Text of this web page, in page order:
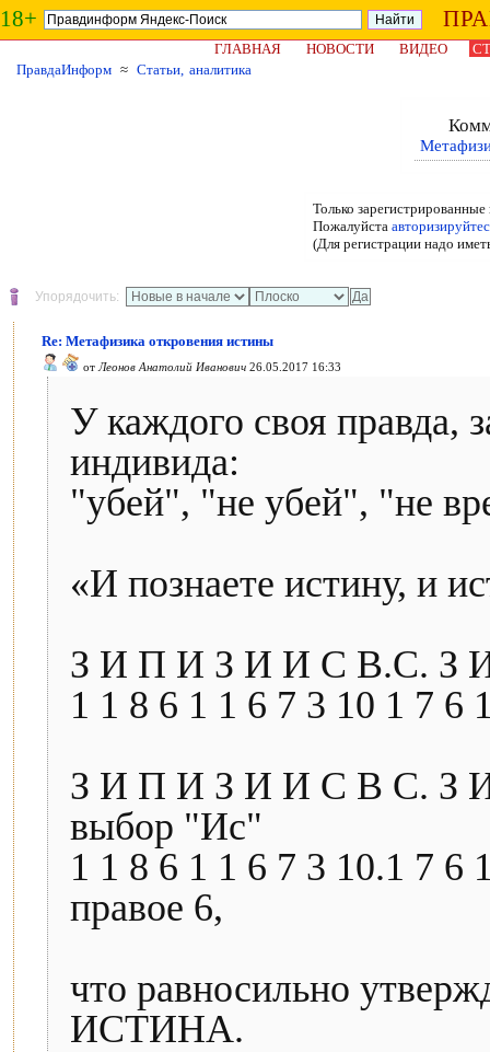
18+
ГЛАВНАЯ НОВОСТИ ВИДЕО
ПравдаИнформ ≈ Статьи, аналитика
Только
Пожалуйста
(Для регистрации надо
Упорядочить:
Re: Метафизика откровения истины
от Леонов Анатолий Иванович 26.05.2017 16:33
У каждого своя правда,
индивида:
"убей", "не убей", "не
«И познаете истину, и
З И П И З И И С В.С. З
1 1 8 6 1 1 6 7 3 10 1 7 6
З И П И З И И С В С. З
выбор "Ис"
1 1 8 6 1 1 6 7 3 10.1 7 6
правое 6,
что равносильно
ИСТИНА.